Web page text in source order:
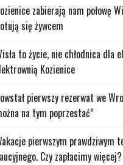
zabierają nam połowę
się żywcem
to życie, nie chłodnica dla
Kozienice
pierwszy rezerwat we
na tym poprzestać”
pierwszym prawdziwym
Czy zapłacimy więcej?